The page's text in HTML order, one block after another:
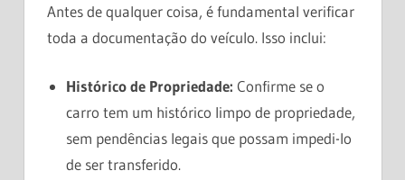
Antes de qualquer coisa, é fundamental verificar
toda a documentação do veículo. Isso inclui:
Histórico de Propriedade: Confirme se o
carro tem um histórico limpo de propriedade,
sem pendências legais que possam impedi-lo
de ser transferido.